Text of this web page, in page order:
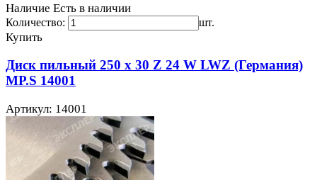
Наличие Есть в наличии
Количество: шт.
Купить
Диск пильный 250 x 30 Z 24 W LWZ (Германия)
MP.S 14001
Артикул: 14001